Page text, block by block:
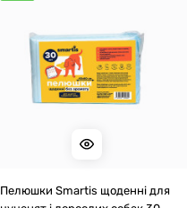
Пелюшки Smartis щоденні для